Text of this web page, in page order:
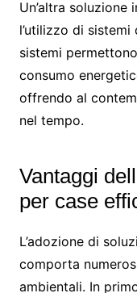
Un’altra
l’utilizzo di sistemi
sistemi
consumo
offrendo al
nel tempo.
Vantaggi
per case
L’adozione di
comporta
ambientali. In